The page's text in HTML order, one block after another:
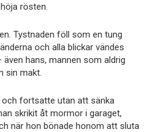
rösten.
Tystnaden föll som en tung
och alla blickar vändes
hans, mannen som aldrig
sin makt.
fortsatte utan att sänka
skrikit åt mormor i garaget,
när hon bönade honom att sluta